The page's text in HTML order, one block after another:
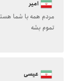
امیر
مردم همه با شما
تموم بشه
عیسی